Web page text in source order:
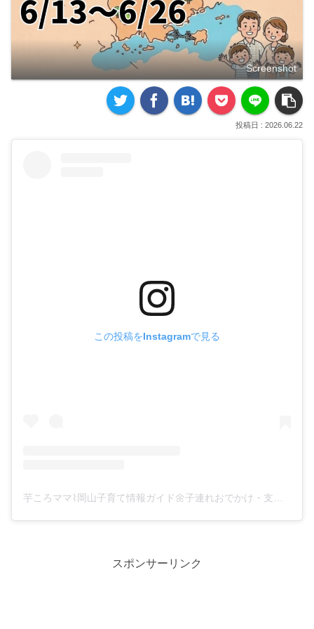
Screenshot
2026.06.22
この投稿をInstagramで見る
芋ころママ⌇岡山子育て情報ガイド🌼子連れおでかけ・支援制度(@imokoromama_okayama_kozure)がシェアした投稿
スポンサーリンク